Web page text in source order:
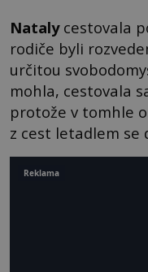
Nataly cestovala
rodiče byli
určitou
mohla, cestovala
protože v tomhle
z cest letadlem se
Reklama